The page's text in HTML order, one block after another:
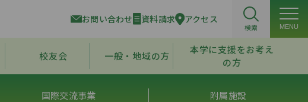
お問い合わせ 資料請求 アクセス
検索 MENU
校友会 一般・地域の方
本学に支援をお考え
の方
国際交流事業 附属施設